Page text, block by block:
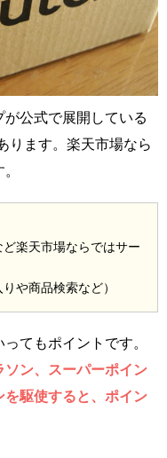
公式で展開している
ります。楽天市場なら
楽天市場ならではサー
や商品検索など）
てもポイントです。
ン、スーパーポイン
を駆使すると、ポイン